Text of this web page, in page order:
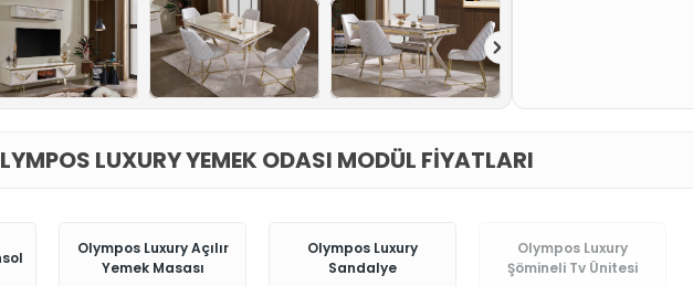
LUXURY YEMEK ODASI MODÜL FIYATLARI
Olympos Luxury Açılır
Yemek Masası
Olympos Luxury
Sandalye
Olympos Luxury
Şömineli Tv Ünitesi